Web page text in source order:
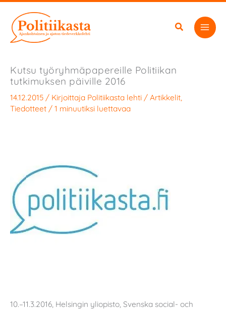
sisältöön
Kutsu työryhmäpapereille Politiikan
tutkimuksen päiville 2016
14.12.2015 / Kirjoittaja Politiikasta lehti / Artikkelit
Tiedotteet / 1 minuutiksi luettavaa
10.–11.3.2016, Helsingin yliopisto, Svenska social- och